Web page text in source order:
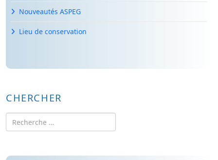
Nouveautés ASPEG
Lieu de conservation
CHERCHER
Rechercher